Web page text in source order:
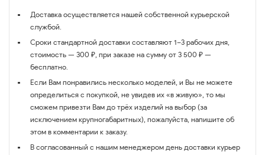
Доставка осуществляется нашей собственной курьерской
службой.
Сроки стандартной доставки составляют 1–3 рабочих дня,
стоимость — 300 ₽, при заказе на сумму от 3 500 ₽ —
бесплатно.
Если Вам понравились несколько моделей, и Вы не можете
определиться с покупкой, не увидев их «в живую», то мы
сможем привезти Вам до трёх изделий на выбор (за
исключением крупногабаритных), пожалуйста, напишите об
этом в комментарии к заказу.
В согласованный с нашим менеджером день доставки курьер